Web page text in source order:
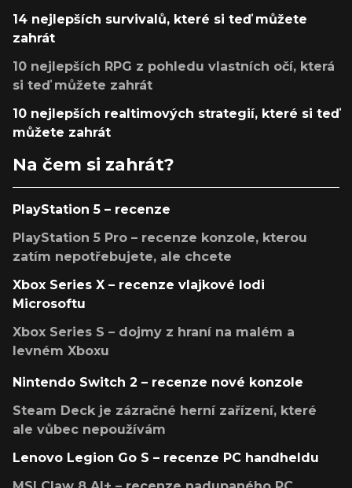
14 nejlepších survivalů, které si teď můžete
zahrát
10 nejlepších RPG z pohledu vlastních očí, která
si teď můžete zahrát
10 nejlepších realtimových strategií, které si teď
můžete zahrát
Na čem si zahrát?
PlayStation 5 – recenze
PlayStation 5 Pro – recenze konzole, kterou
zatím nepotřebujete, ale chcete
Xbox Series X – recenze vlajkové lodi
Microsoftu
Xbox Series S – dojmy z hraní na malém a
levném Xboxu
Nintendo Switch 2 – recenze nové konzole
Steam Deck je zázračné herní zařízení, které
ale vůbec nepoužívám
Lenovo Legion Go S – recenze PC handheldu